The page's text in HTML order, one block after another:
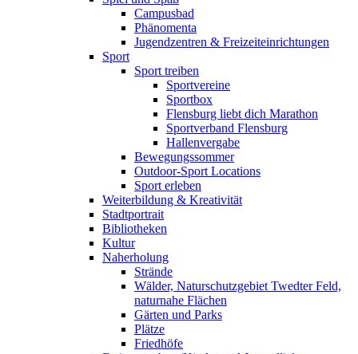
Campusbad
Phänomenta
Jugendzentren & Freizeiteinrichtungen
Sport
Sport treiben
Sportvereine
Sportbox
Flensburg liebt dich Marathon
Sportverband Flensburg
Hallenvergabe
Bewegungssommer
Outdoor-Sport Locations
Sport erleben
Weiterbildung & Kreativität
Stadtportrait
Bibliotheken
Kultur
Naherholung
Strände
Wälder, Naturschutzgebiet Twedter Feld,
naturnahe Flächen
Gärten und Parks
Plätze
Friedhöfe